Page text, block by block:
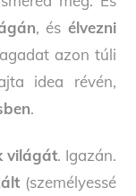
, és élvezni
azon túli
idea révén,
.
világát. Igazán.
(személyessé